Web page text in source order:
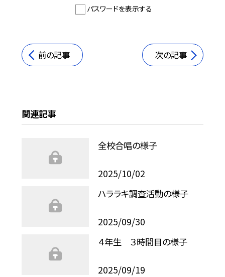
パスワードを表示する
前の記事 次の記事
関連記事
全校合唱の様子
2025/10/02
ハララキ調査活動の様子
2025/09/30
４年生 ３時間目の様子
2025/09/19